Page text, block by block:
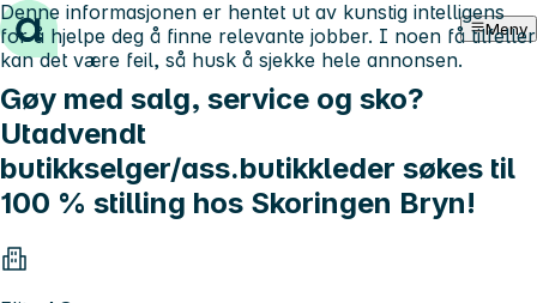
Hopp til innhold Meny
Gøy med salg, service og sko?
Utadvendt
butikkselger/ass.butikkleder søkes til
100 % stilling hos Skoringen Bryn!
Denne informasjonen er hentet ut av kunstig intelligens
for å hjelpe deg å finne relevante jobber. I noen få tilfeller
kan det være feil, så husk å sjekke hele annonsen.